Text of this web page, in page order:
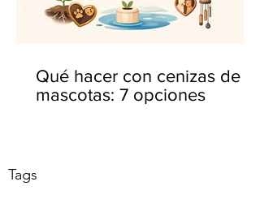
Qué hacer con cenizas de
mascotas: 7 opciones
Tags